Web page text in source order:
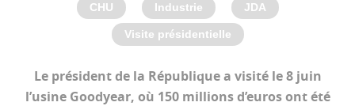
CHU Industrie JDA
Visite présidentielle
Le président de la République a visité le 8 juin
l’usine Goodyear, où 150 millions d’euros ont été